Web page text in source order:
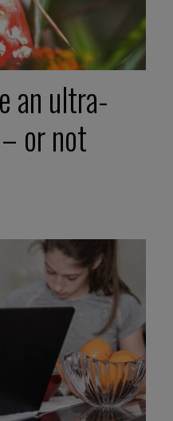
an ultra-
or not